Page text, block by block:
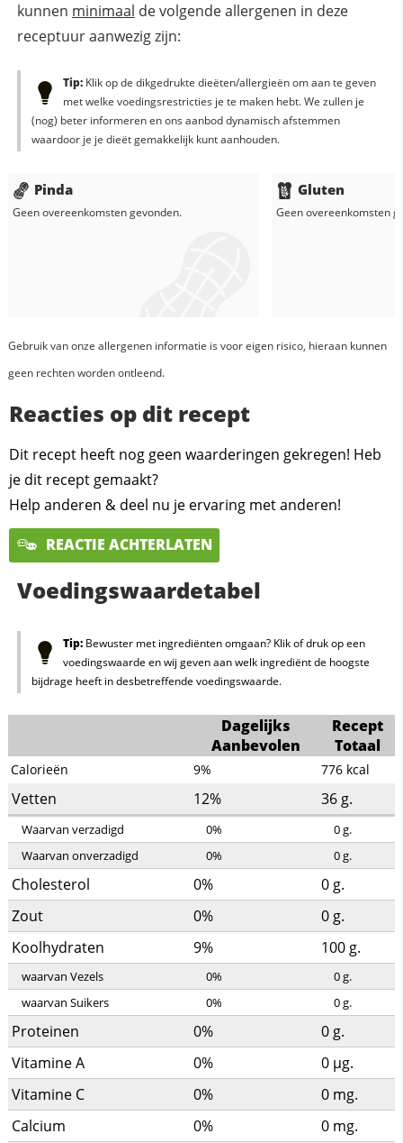
kunnen minimaal de volgende allergenen in deze
receptuur aanwezig zijn:
Tip:Klik op de dikgedrukte dieëten/allergieën om aan te geven
met welke voedingsrestricties je te maken hebt. We zullen je
(nog) beter informeren en ons aanbod dynamisch afstemmen
waardoor je je dieët gemakkelijk kunt aanhouden.
Pinda
Geen overeenkomsten gevonden.
Gluten
Geen overeenkomsten
Gebruik van onze allergenen informatie is voor eigen risico, hieraan kunnen
geen rechten worden ontleend.
Reacties op dit recept
Dit recept heeft nog geen waarderingen gekregen! Heb
je dit recept gemaakt?
Help anderen & deel nu je ervaring met anderen!
REACTIE ACHTERLATEN
Voedingswaardetabel
Tip:Bewuster met ingrediënten omgaan? Klik of druk op een
voedingswaarde en wij geven aan welk ingrediënt de hoogste
bijdrage heeft in desbetreffende voedingswaarde.
Dagelijks
Aanbevolen
Recept
Totaal
Calorieën 9% 776 kcal
Vetten 12% 36 g.
Waarvan verzadigd 0% 0g.
Waarvan onverzadigd
0% 0g.
Cholesterol 0% 0 g.
Zout
0% 0 g.
Koolhydraten
9% 100 g.
waarvan Vezels 0% 0g.
waarvan Suikers
0% 0g.
Proteinen 0% 0 g.
Vitamine A
0% 0 µg.
Vitamine C
0% 0 mg.
Calcium
0% 0 mg.